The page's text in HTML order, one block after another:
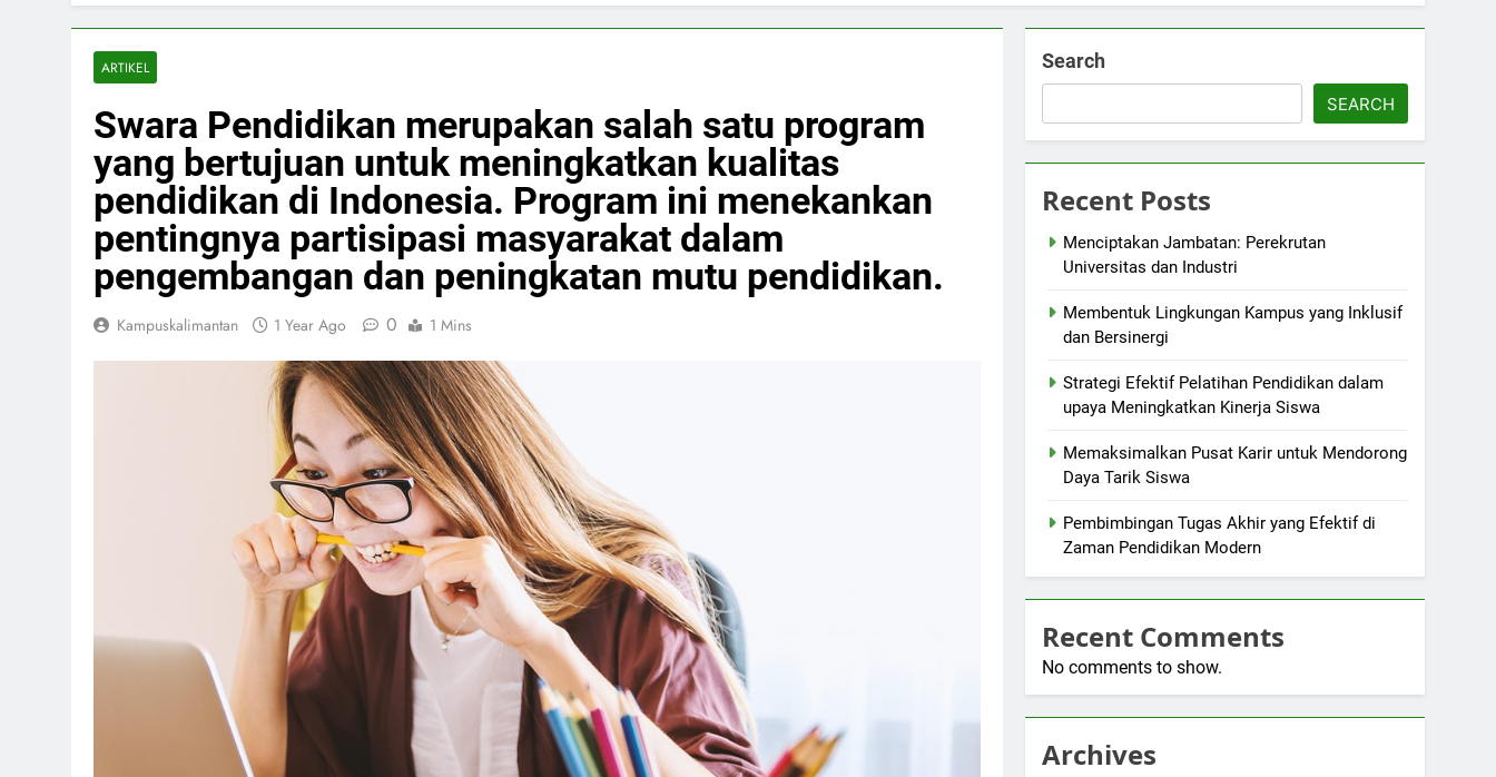
ARTIKEL
Swara Pendidikan merupakan salah satu program
yang bertujuan untuk meningkatkan kualitas
pendidikan di Indonesia. Program ini menekankan
pentingnya partisipasi masyarakat dalam
pengembangan dan peningkatan mutu pendidikan.
Kampuskalimantan 1 Year Ago 0 1 Mins
Search
SEARCH
Recent Posts
Menciptakan Jambatan: Perekrutan
Universitas dan Industri
Membentuk Lingkungan Kampus yang Inklusif
dan Bersinergi
Strategi Efektif Pelatihan Pendidikan dalam
upaya Meningkatkan Kinerja Siswa
Memaksimalkan Pusat Karir untuk Mendorong
Daya Tarik Siswa
Pembimbingan Tugas Akhir yang Efektif di
Zaman Pendidikan Modern
Recent Comments
No comments to show.
Archives